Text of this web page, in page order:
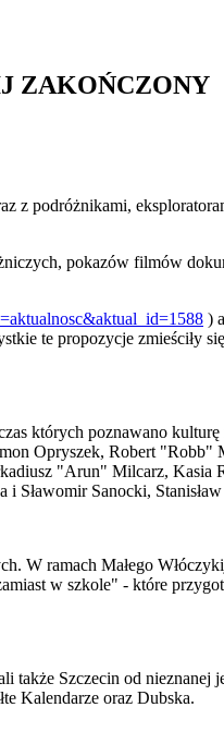
ZAKOŃCZONY
podróżnikami,
pokazów filmów
)
te propozycje zmieściły
których poznawano
Opryszek, Robert "Robb"
"Arun" Milcarz,
Sławomir Sanocki,
W ramach Małego
w szkole" - które
Szczecin od nieznanej
Kalendarze oraz Dubska.